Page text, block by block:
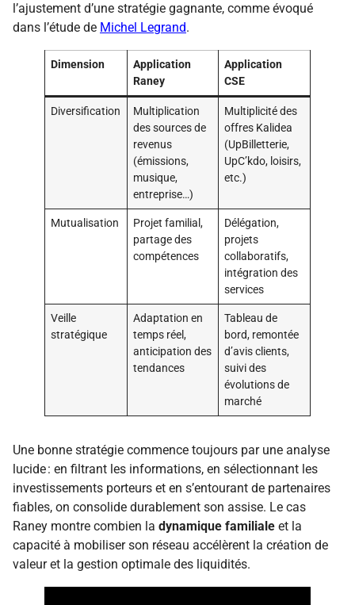
l’ajustement d’une stratégie gagnante, comme évoqué
dans l’étude de Michel Legrand.
Dimension
Application
Raney
Application
CSE
Diversification
Multiplication
des sources de
revenus
(émissions,
musique,
entreprise…)
Multiplicité des
offres Kalidea
(UpBilletterie,
UpC’kdo, loisirs,
etc.)
Mutualisation
Projet familial,
partage des
compétences
Délégation,
projets
collaboratifs,
intégration des
services
Veille
stratégique
Adaptation en
temps réel,
anticipation des
tendances
Tableau de
bord, remontée
d’avis clients,
suivi des
évolutions de
marché
Une bonne stratégie commence toujours par une analyse
lucide : en filtrant les informations, en sélectionnant les
investissements porteurs et en s’entourant de partenaires
fiables, on consolide durablement son assise. Le cas
Raney montre combien la dynamique familiale et la
capacité à mobiliser son réseau accélèrent la création de
valeur et la gestion optimale des liquidités.